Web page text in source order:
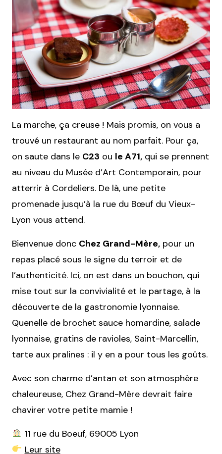
La marche, ça creuse ! Mais promis, on vous a
trouvé un restaurant au nom parfait. Pour ça,
on saute dans le C23 ou le A71, qui se prennent
au niveau du Musée d’Art Contemporain, pour
atterrir à Cordeliers. De là, une petite
promenade jusqu’à la rue du Bœuf du Vieux-
Lyon vous attend.
Bienvenue donc Chez Grand-Mère, pour un
repas placé sous le signe du terroir et de
l’authenticité. Ici, on est dans un bouchon, qui
mise tout sur la convivialité et le partage, à la
découverte de la gastronomie lyonnaise.
Quenelle de brochet sauce homardine, salade
lyonnaise, gratins de ravioles, Saint-Marcellin,
tarte aux pralines : il y en a pour tous les goûts.
Avec son charme d’antan et son atmosphère
chaleureuse, Chez Grand-Mère devrait faire
chavirer votre petite mamie !
11 rue du Boeuf, 69005 Lyon
Leur site